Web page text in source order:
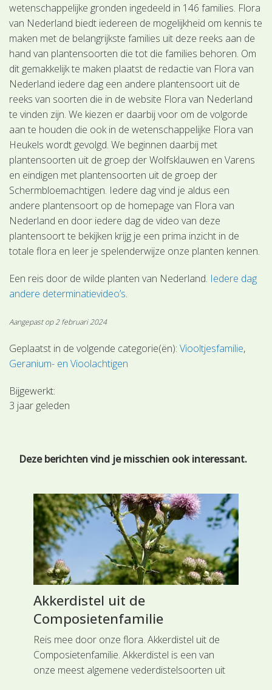
wetenschappelijke gronden ingedeeld in 146 families. Flora
van Nederland biedt iedereen de mogelijkheid om kennis te
maken met de belangrijkste families uit deze reeks aan de
hand van plantensoorten die tot die families behoren. Om
dit gemakkelijk te maken plaatst de redactie van Flora van
Nederland iedere dag een andere plantensoort uit de
reeks van soorten die in de website Flora van Nederland
te vinden zijn. We kiezen er daarbij voor om de volgorde
aan te houden die ook in de wetenschappelijke Flora van
Heukels wordt gevolgd. We beginnen daarbij met
plantensoorten uit de groep der Wolfsklauwen en Varens
en eindigen met plantensoorten uit de groep der
Schermbloemachtigen. Iedere dag vind je aldus een
andere plantensoort op de homepage van Flora van
Nederland en door iedere dag de video van deze
plantensoort te bekijken krijg je een prima inzicht in de
totale flora en leer je spelenderwijze onze planten kennen.
Een reis door de wilde planten van Nederland. Iedere dag
andere determinatievideo’s.
Aangepast op 2 februari 2024
Geplaatst in de volgende categorie(ën):Viooltjesfamilie
Geranium- en Vioolachtigen
Bijgewerkt:
3 jaar geleden
Deze berichten vind je misschien ook interessant.
Akkerdistel uit de
Composietenfamilie
Reis mee door onze flora. Akkerdistel uit de
Composietenfamilie. Akkerdistel is een van
onze meest algemene vederdistelsoorten uit